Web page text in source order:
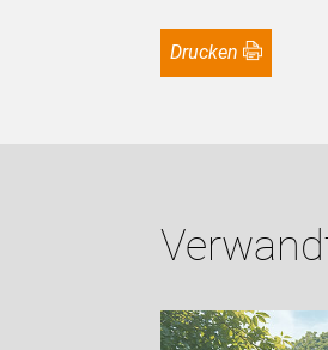
Drucken